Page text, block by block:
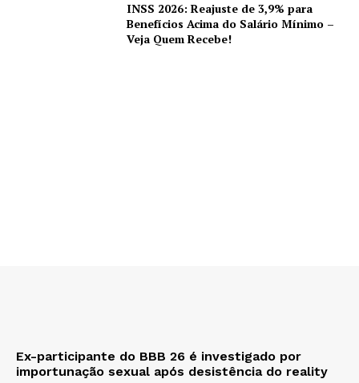
INSS 2026: Reajuste de 3,9% para
Benefícios Acima do Salário Mínimo –
Veja Quem Recebe!
Ex-participante do BBB 26 é investigado por
importunação sexual após desistência do reality